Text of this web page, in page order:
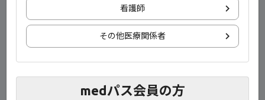
副院長・整形外科部長 慶友リウマチセンター長
目次
かつてと近年の関節リウマチ治療【00:31】
看護師
その他医療関係者
medパス会員の方